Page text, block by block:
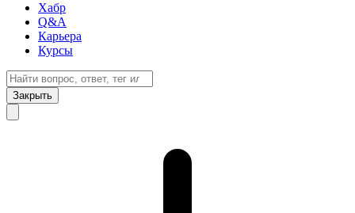
Хабр
Q&A
Карьера
Курсы
Закрыть